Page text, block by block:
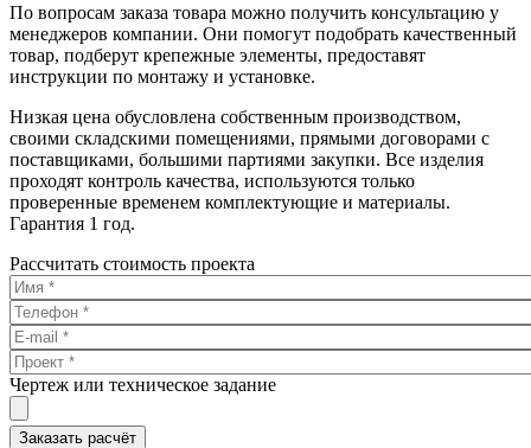
По вопросам заказа товара можно получить консультацию у
менеджеров компании. Они помогут подобрать качественный
товар, подберут крепежные элементы, предоставят
инструкции по монтажу и установке.
Низкая цена обусловлена собственным производством,
своими складскими помещениями, прямыми договорами с
поставщиками, большими партиями закупки. Все изделия
проходят контроль качества, используются только
проверенные временем комплектующие и материалы.
Гарантия 1 год.
Рассчитать стоимость проекта
Чертеж или техническое задание
Заказать расчёт